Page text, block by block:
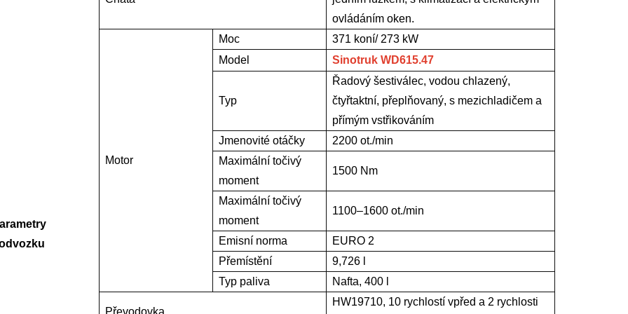
ovládáním oken.
Motor
Moc 371 koní/ 273 kW
Model
SinotrukWD615.47
Typ
Řadový šestiválec, vodou chlazený,
čtyřtaktní, přeplňovaný, s mezichladičem a
přímým vstřikováním
Jmenovité otáčky
2200 ot./min
Maximální točivý
moment
1500 Nm
Maximální točivý
moment
1100–1600 ot./min
Emisní norma
EURO 2
Přemístění
9,726 l
Typ paliva
Nafta, 400 l
HW19710, 10 rychlostí vpřed a 2 rychlosti